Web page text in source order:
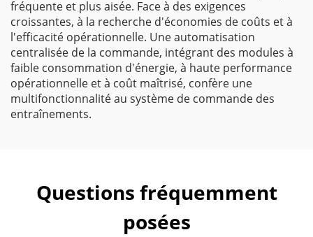
fréquente et plus aisée. Face à des exigences
croissantes, à la recherche d'économies de coûts et à
l'efficacité opérationnelle. Une automatisation
centralisée de la commande, intégrant des modules à
faible consommation d'énergie, à haute performance
opérationnelle et à coût maîtrisé, confère une
multifonctionnalité au système de commande des
entraînements.
Questions fréquemment
posées